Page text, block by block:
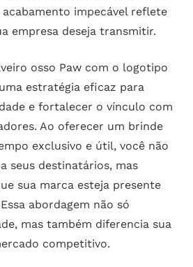
impecável reflete
empresa deseja transmitir.
osso Paw com o logotipo
estratégia eficaz para
e fortalecer o vínculo com
Ao oferecer um brinde
exclusivo e útil, você não
seus destinatários, mas
sua marca esteja presente
abordagem não só
mas também diferencia sua
competitivo.